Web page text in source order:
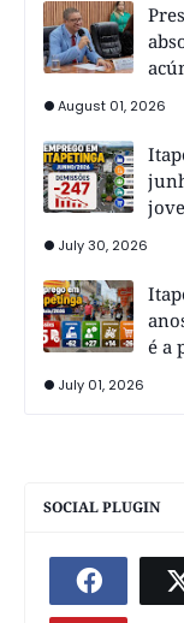
August 01, 2026
July 30, 2026
é a
July 01, 2026
SOCIAL PLUGIN